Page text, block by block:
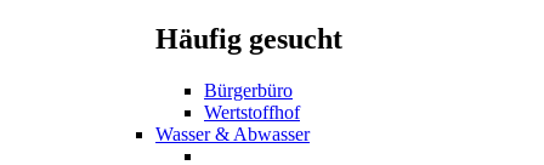
Häufig gesucht
Bürgerbüro
Wertstoffhof
Wasser & Abwasser